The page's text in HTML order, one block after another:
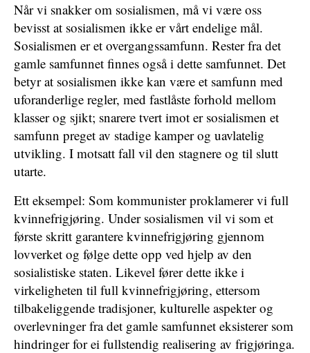
Når vi snakker om sosialismen, må vi være oss
bevisst at sosialismen ikke er vårt endelige mål.
Sosialismen er et overgangssamfunn. Rester fra det
gamle samfunnet finnes også i dette samfunnet. Det
betyr at sosialismen ikke kan være et samfunn med
uforanderlige regler, med fastlåste forhold mellom
klasser og sjikt; snarere tvert imot er sosialismen et
samfunn preget av stadige kamper og uavlatelig
utvikling. I motsatt fall vil den stagnere og til slutt
utarte.
Ett eksempel: Som kommunister proklamerer vi full
kvinnefrigjøring. Under sosialismen vil vi som et
første skritt garantere kvinnefrigjøring gjennom
lovverket og følge dette opp ved hjelp av den
sosialistiske staten. Likevel fører dette ikke i
virkeligheten til full kvinnefrigjøring, ettersom
tilbakeliggende tradisjoner, kulturelle aspekter og
overlevninger fra det gamle samfunnet eksisterer som
hindringer for ei fullstendig realisering av frigjøringa.